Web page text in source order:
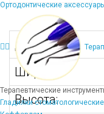
Ортодонтические
Терапевтические
Гладилки стоматологические
Длина:
Ширина:
Высота: